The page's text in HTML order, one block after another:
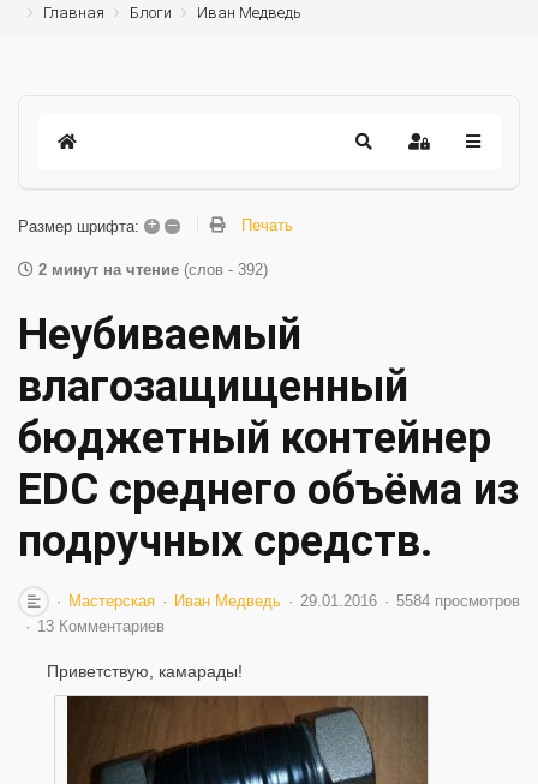
Главная Блоги Иван Медведь
Размер шрифта: + – Печать
2 минут на чтение (слов - 392)
Неубиваемый
влагозащищенный
бюджетный контейнер
EDC среднего объёма из
подручных средств.
Мастерская Иван Медведь 29.01.2016
5584 просмотров
13 Комментариев
Приветствую, камарады!